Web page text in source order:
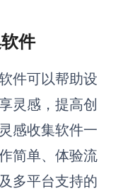
链
作
PPT
件
件可以帮助设
灵感，提高创
感收集软件一
简单、体验流
多平台支持的